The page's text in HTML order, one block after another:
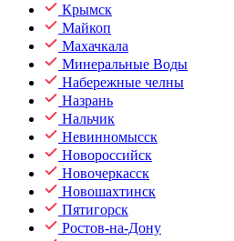
Крымск
Майкоп
Махачкала
Минеральные Воды
Набережные челны
Назрань
Нальчик
Невинномысск
Новороссийск
Новочеркасск
Новошахтинск
Пятигорск
Ростов-на-Дону